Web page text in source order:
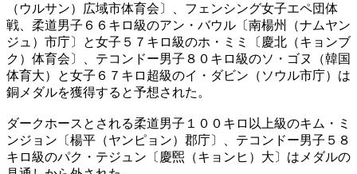
（ウルサン）広域市体育会〕、フェンシング女子エペ団体
戦、柔道男子６６キロ級のアン・バウル〔南楊州（ナムヤン
ジュ）市庁〕と女子５７キロ級のホ・ミミ〔慶北（キョンブ
ク）体育会〕、テコンドー男子８０キロ級のソ・ゴヌ（韓国
体育大）と女子６７キロ超級のイ・ダビン（ソウル市庁）は
銅メダルを獲得すると予想された。
ダークホースとされる柔道男子１００キロ以上級のキム・ミ
ンジョン〔楊平（ヤンピョン）郡庁〕、テコンドー男子５８
キロ級のパク・テジュン〔慶煕（キョンヒ）大〕はメダルの